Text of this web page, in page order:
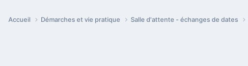
Accueil Démarches et vie pratique Salle d'attente - échanges de dates